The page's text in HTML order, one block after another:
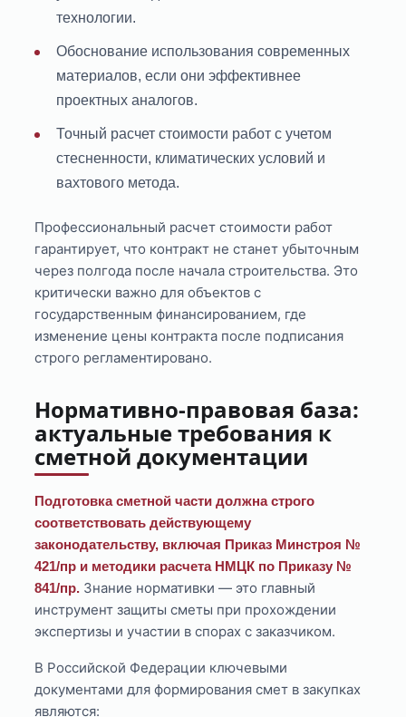
технологии.
Обоснование использования современных
материалов, если они эффективнее
проектных аналогов.
Точный расчет стоимости работ с учетом
стесненности, климатических условий и
вахтового метода.
Профессиональный расчет стоимости работ
гарантирует, что контракт не станет убыточным
через полгода после начала строительства. Это
критически важно для объектов с
государственным финансированием, где
изменение цены контракта после подписания
строго регламентировано.
Нормативно-правовая база:
актуальные требования к
сметной документации
Подготовка сметной части должна строго
соответствовать действующему
законодательству, включая Приказ Минстроя №
421/пр и методики расчета НМЦК по Приказу №
841/пр. Знание нормативки — это главный
инструмент защиты сметы при прохождении
экспертизы и участии в спорах с заказчиком.
В Российской Федерации ключевыми
документами для формирования смет в закупках
являются: